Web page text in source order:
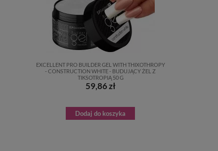
EXCELLENT PRO BUILDER GEL WITH THIXOTHROPY
- CONSTRUCTION WHITE - BUDUJĄCY ŻEL Z
TIKSOTROPIĄ 50 G
59,86 zł
Dodaj do koszyka